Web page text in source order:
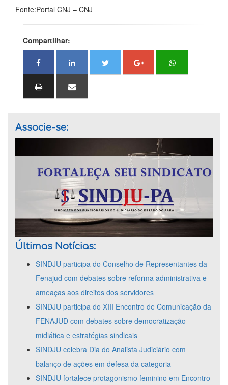
Fonte:Portal CNJ – CNJ
Compartilhar:
Associe-se:
Últimas Notícias:
SINDJU participa do Conselho de Representantes da
Fenajud com debates sobre reforma administrativa e
ameaças aos direitos dos servidores
SINDJU participa do XIII Encontro de Comunicação da
FENAJUD com debates sobre democratização
midiática e estratégias sindicais
SINDJU celebra Dia do Analista Judiciário com
balanço de ações em defesa da categoria
SINDJU fortalece protagonismo feminino em Encontro